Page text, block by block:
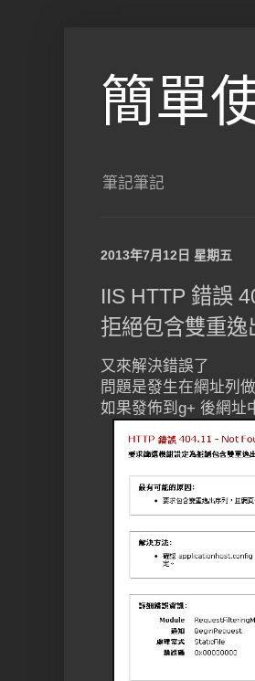
簡單
筆記筆記
2013年7月12日 星期五
IIS HTTP 錯誤
拒絕包含雙重逸
又來解決錯誤了
問題是發生在網址列
如果發佈到g+ 後網址